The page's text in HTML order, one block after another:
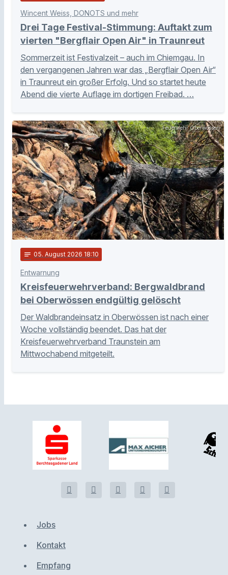
Wincent Weiss, DONOTS und mehr
Drei Tage Festival-Stimmung: Auftakt zum
vierten "Bergflair Open Air" in Traunreut
Sommerzeit ist Festivalzeit – auch im Chiemgau. In
den vergangenen Jahren war das „Bergflair Open Air“
in Traunreut ein großer Erfolg. Und so startet heute
Abend die vierte Auflage im dortigen Freibad. …
Feuerwehr Oberwössen
notes 05. August 2026 18:10
Entwarnung
Kreisfeuerwehrverband: Bergwaldbrand
bei Oberwössen endgültig gelöscht
Der Waldbrandeinsatz in Oberwössen ist nach einer
Woche vollständig beendet. Das hat der
Kreisfeuerwehrverband Traunstein am
Mittwochabend mitgeteilt.
Jobs
Kontakt
Empfang